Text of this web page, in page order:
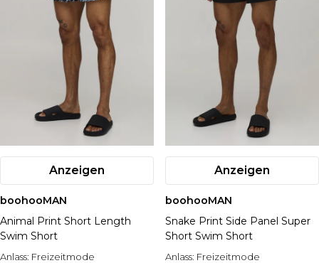
Anzeigen
boohooMAN
Animal Print Short Length
Swim Short
Anlass: Freizeitmode
Anzeigen
boohooMAN
Snake Print Side Panel Super
Short Swim Short
Anlass: Freizeitmode